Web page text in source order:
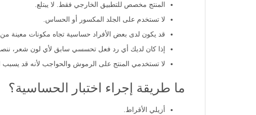
المنتج مخصص للتطبيق الخارجي فقط. لا يبتلع.
لا تستخدم على الجلد المكسور أو الحساس.
قد يكون لدى بعض الأفراد حساسية تجاه مكونات معينة من لون
إذا كان لديك أي رد فعل تحسسي سابق لأي لون شعر،
لا تستخدمي المنتج على الرموش والحواجب لأنه قد يسبب
ما طريقة إجراء اختبار الحساسية؟
أزيلي الأقراط.